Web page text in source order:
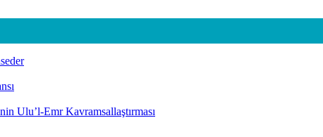
Ulu’l-Emr Kavramsallaştırması